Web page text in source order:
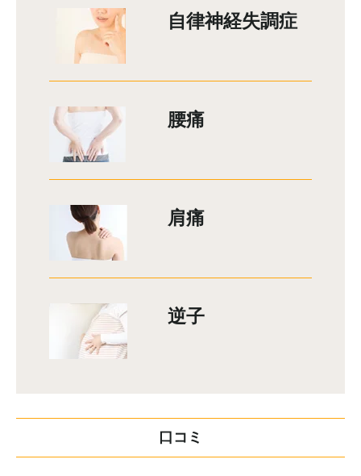
自律神経失調症
腰痛
肩痛
逆子
口コミ